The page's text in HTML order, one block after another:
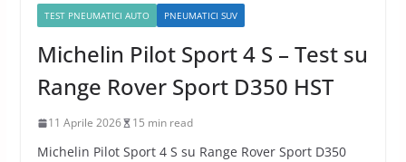
TEST PNEUMATICI AUTO PNEUMATICI SUV
Michelin Pilot Sport 4 S – Test su
Range Rover Sport D350 HST
11 Aprile 2026 15 min read
Michelin Pilot Sport 4 S su Range Rover Sport D350